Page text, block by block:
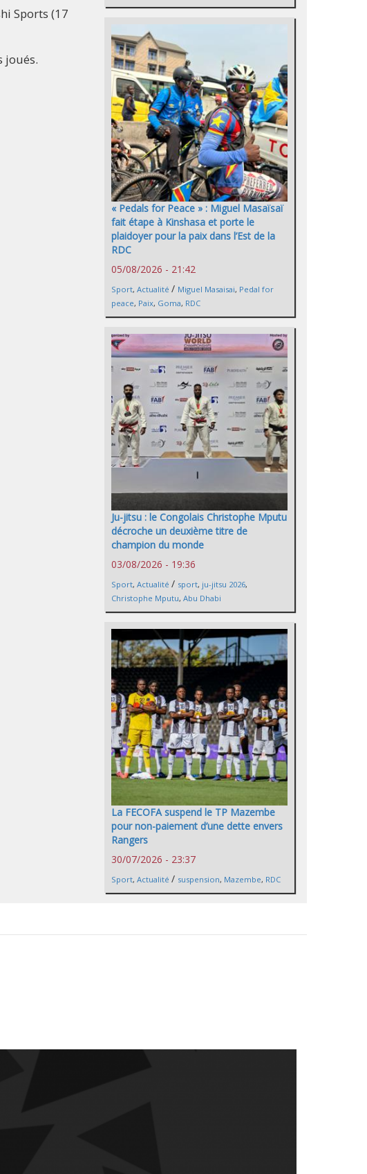
Sports (17
joués.
« Pedals for Peace » : Miguel Masaïsaï
fait étape à Kinshasa et porte le
plaidoyer pour la paix dans l’Est de la
RDC
05/08/2026 - 21:42
Sport, Actualité / Miguel Masaisai, Pedal for
peace, Paix, Goma, RDC
Ju-jitsu : le Congolais Christophe Mputu
décroche un deuxième titre de
champion du monde
03/08/2026 - 19:36
Sport, Actualité / sport, ju-jitsu 2026,
Christophe Mputu, Abu Dhabi
La FECOFA suspend le TP Mazembe
pour non-paiement d’une dette envers
Rangers
30/07/2026 - 23:37
Sport, Actualité / suspension, Mazembe, RDC